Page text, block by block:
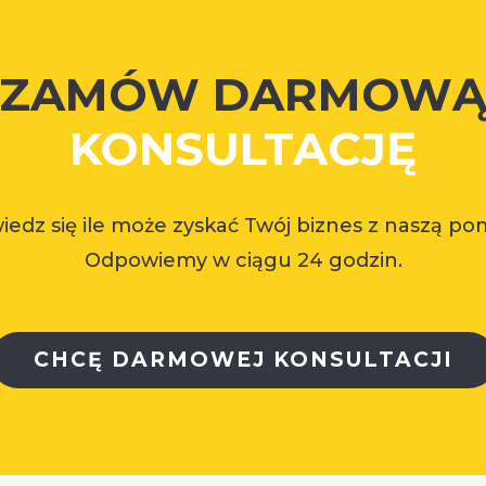
ZAMÓW DARMOWĄ
KONSULTACJĘ
się ile może zyskać Twój biznes z naszą
Odpowiemy w ciągu 24 godzin.
CHCĘ DARMOWEJ KONSULTACJI